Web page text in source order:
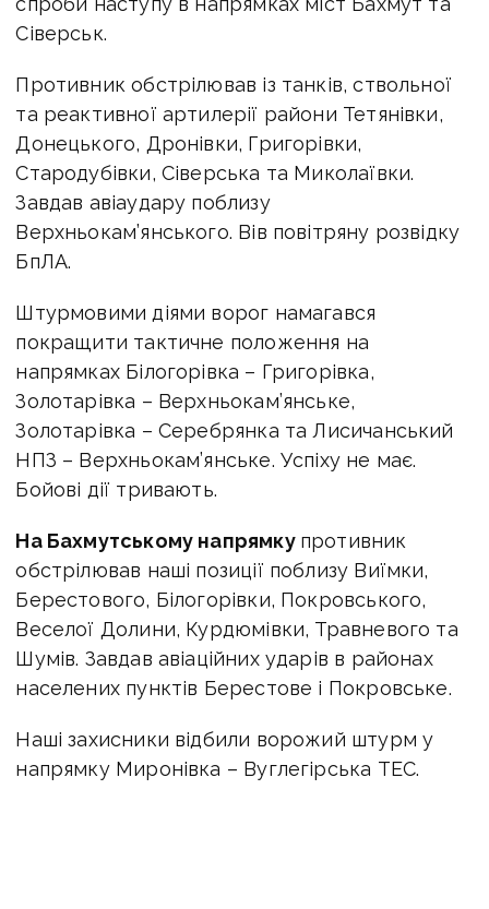
Сіверськ.
Противник обстрілював із танків, ствольної
та реактивної артилерії райони Тетянівки,
Донецького, Дронівки, Григорівки,
Стародубівки, Сіверська та Миколаївки.
Завдав авіаудару поблизу
Верхньокам’янського. Вів повітряну розвідку
БпЛА.
Штурмовими діями ворог намагався
покращити тактичне положення на
напрямках Білогорівка – Григорівка,
Золотарівка – Верхньокам’янське,
Золотарівка – Серебрянка та Лисичанський
НПЗ – Верхньокам’янське. Успіху не має.
Бойові дії тривають.
На Бахмутському напрямку противник
обстрілював наші позиції поблизу Виїмки,
Берестового, Білогорівки, Покровського,
Веселої Долини, Курдюмівки, Травневого та
Шумів. Завдав авіаційних ударів в районах
населених пунктів Берестове і Покровське.
Наші захисники відбили ворожий штурм у
напрямку Миронівка – Вуглегірська ТЕС.